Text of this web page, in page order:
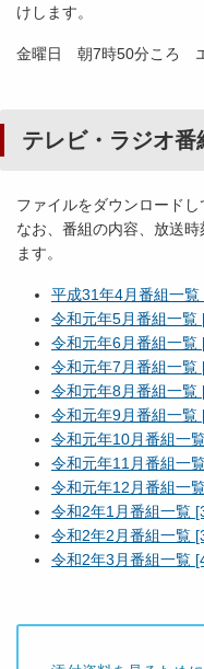
けします。
金曜日 朝7時50分ころ
テレビ・ラジオ番
ファイルをダウンロードし
なお、番組の内容、放送
ます。
平成31年4月番組一覧
令和元年5月番組一覧
令和元年6月番組一覧
令和元年7月番組一覧
令和元年8月番組一覧
令和元年9月番組一覧
令和元年10月番組一
令和元年11月番組一
令和元年12月番組一
令和2年1月番組一覧
令和2年2月番組一覧
令和2年3月番組一覧